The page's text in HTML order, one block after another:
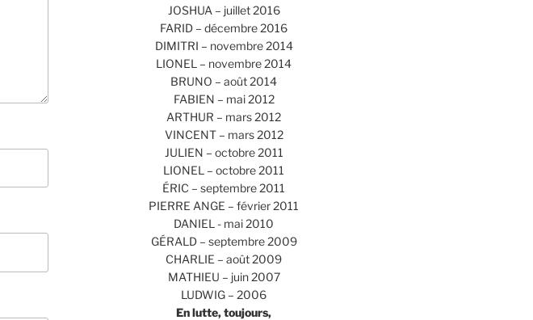
JOSHUA – juillet 2016
FARID – décembre 2016
DIMITRI – novembre 2014
LIONEL – novembre 2014
BRUNO – août 2014
FABIEN – mai 2012
ARTHUR – mars 2012
VINCENT – mars 2012
JULIEN – octobre 2011
LIONEL – octobre 2011
ÉRIC – septembre 2011
PIERRE ANGE – février 2011
DANIEL - mai 2010
GÉRALD – septembre 2009
CHARLIE – août 2009
MATHIEU – juin 2007
LUDWIG – 2006
En lutte, toujours,